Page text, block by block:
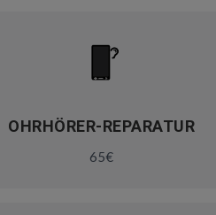
OHRHÖRER-REPARATUR
65€